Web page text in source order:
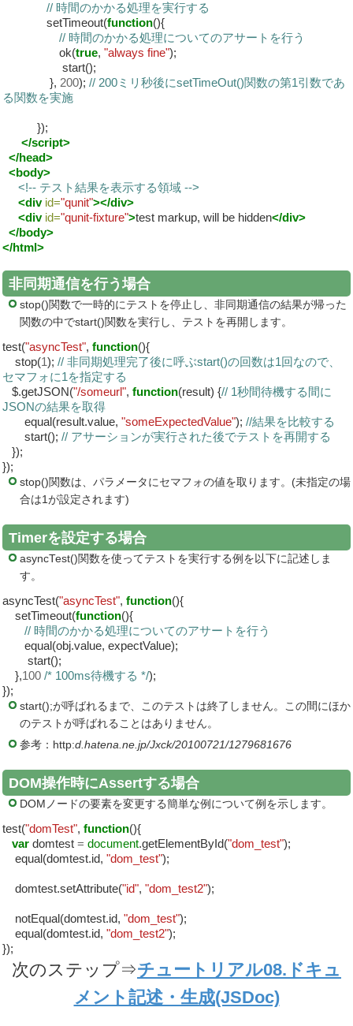
// 時間のかかる処理を実行する
setTimeout(function(){
// 時間のかかる処理についてのアサートを行う
ok(true, "always fine");
start();
}, 200); // 200ミリ秒後にsetTimeOut()関数の第1引数であ
る関数を実施
});
</script>
</head>
<body>
<!-- テスト結果を表示する領域 -->
<div id="qunit"></div>
<div id="qunit-fixture">test markup, will be hidden</div>
</body>
</html>
非同期通信を行う場合
stop()関数で一時的にテストを停止し、非同期通信の結果が帰った
関数の中でstart()関数を実行し、テストを再開します。
test("asyncTest", function(){
stop(1); // 非同期処理完了後に呼ぶstart()の回数は1回なので、
セマフォに1を指定する
$.getJSON("/someurl", function(result) {// 1秒間待機する間に
JSONの結果を取得
equal(result.value, "someExpectedValue"); //結果を比較する
start(); // アサーションが実行された後でテストを再開する
});
});
stop()関数は、パラメータにセマフォの値を取ります。(未指定の場
合は1が設定されます)
Timerを設定する場合
asyncTest()関数を使ってテストを実行する例を以下に記述しま
す。
asyncTest("asyncTest", function(){
setTimeout(function(){
// 時間のかかる処理についてのアサートを行う
equal(obj.value, expectValue);
start();
},100 /* 100ms待機する */);
});
start();が呼ばれるまで、このテストは終了しません。この間にほか
のテストが呼ばれることはありません。
参考：http:d.hatena.ne.jp/Jxck/20100721/1279681676
DOM操作時にAssertする場合
DOMノードの要素を変更する簡単な例について例を示します。
test("domTest", function(){
var domtest = document.getElementById("dom_test");
equal(domtest.id, "dom_test");
domtest.setAttribute("id", "dom_test2");
notEqual(domtest.id, "dom_test");
equal(domtest.id, "dom_test2");
});
次のステップ⇒チュートリアル08.ドキュ
メント記述・生成(JSDoc)